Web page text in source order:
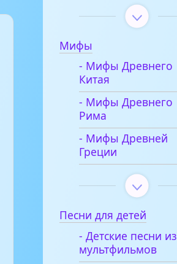
Мифы
- Мифы Древнего
Китая
- Мифы Древнего
Рима
- Мифы Древней
Греции
Песни для детей
- Детские песни из
мультфильмов